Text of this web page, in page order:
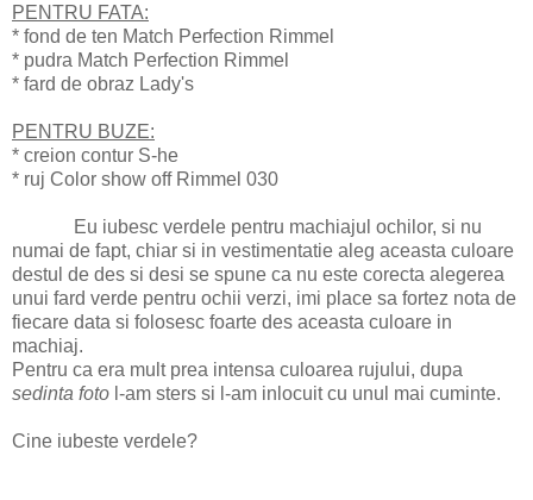
PENTRU FATA:
* fond de ten Match Perfection Rimmel
* pudra Match Perfection Rimmel
* fard de obraz Lady's
PENTRU BUZE:
* creion contur S-he
* ruj Color show off Rimmel 030
Eu iubesc verdele pentru machiajul ochilor, si nu
numai de fapt, chiar si in vestimentatie aleg aceasta culoare
destul de des si desi se spune ca nu este corecta alegerea
unui fard verde pentru ochii verzi, imi place sa fortez nota de
fiecare data si folosesc foarte des aceasta culoare in
machiaj.
Pentru ca era mult prea intensa culoarea rujului, dupa
sedinta foto l-am sters si l-am inlocuit cu unul mai cuminte.
Cine iubeste verdele?